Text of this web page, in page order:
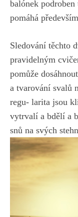
balónek
pomáhá
Sledování těchto⁤
‍pravidelným
⁣pomůže⁤
a tvarování svalů
regu- larita ‌jsou
vytrvalí a ‍bdělí a
snů na svých